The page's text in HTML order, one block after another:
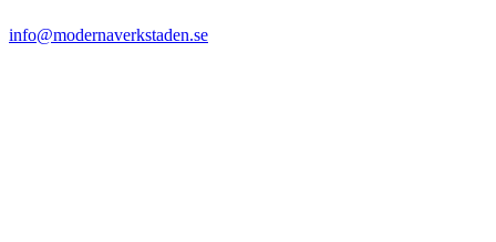
info@modernaverkstaden.se